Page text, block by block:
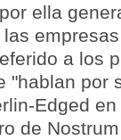
ella
a los
"hablan por
Edged
de